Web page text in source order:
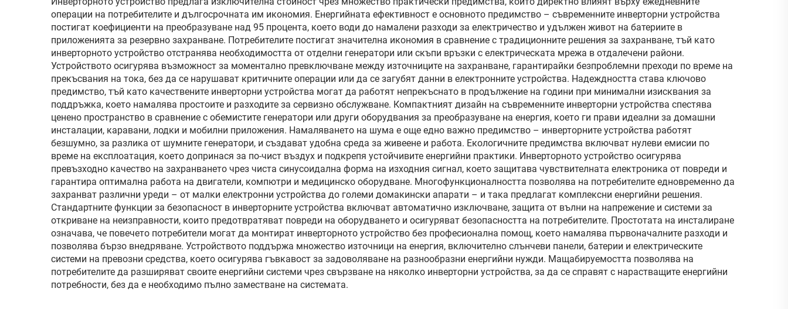
VDE/CE
операции на потребителите и дългосрочната им икономия. Енергийната ефективност е основното предимство – съвременните инверторни устройства
постигат коефициенти на преобразуване над 95 процента, което води до намалени разходи за електричество и удължен живот на батериите в
приложенията за резервно захранване. Потребителите постигат значителна икономия в сравнение с традиционните решения за захранване, тъй като
инверторното устройство отстранява необходимостта от отделни генератори или скъпи връзки с електрическата мрежа в отдалечени райони.
Устройството осигурява възможност за моментално превключване между източниците на захранване, гарантирайки безпроблемни преходи по време на
прекъсвания на тока, без да се нарушават критичните операции или да се загубят данни в електронните устройства. Надеждността става ключово
предимство, тъй като качествените инверторни устройства могат да работят непрекъснато в продължение на години при минимални изисквания за
поддръжка, което намалява простоите и разходите за сервизно обслужване. Компактният дизайн на съвременните инверторни устройства спестява
ценено пространство в сравнение с обемистите генератори или други оборудвания за преобразуване на енергия, което ги прави идеални за домашни
инсталации, каравани, лодки и мобилни приложения. Намаляването на шума е още едно важно предимство – инверторните устройства работят
безшумно, за разлика от шумните генератори, и създават удобна среда за живеене и работа. Екологичните предимства включват нулеви емисии по
време на експлоатация, което допринася за по-чист въздух и подкрепя устойчивите енергийни практики. Инверторното устройство осигурява
превъзходно качество на захранването чрез чиста синусоидална форма на изходния сигнал, което защитава чувствителната електроника от повреди и
гарантира оптимална работа на двигатели, компютри и медицинско оборудване. Многофункционалността позволява на потребителите едновременно да
захранват различни уреди – от малки електронни устройства до големи домакински апарати – и така предлагат комплексни енергийни решения.
Стандартните функции за безопасност в инверторните устройства включват автоматично изключване, защита от вълни на напрежение и системи за
откриване на неизправности, които предотвратяват повреди на оборудването и осигуряват безопасността на потребителите. Простотата на инсталиране
означава, че повечето потребители могат да монтират инверторното устройство без професионална помощ, което намалява първоначалните разходи и
позволява бързо внедряване. Устройството поддържа множество източници на енергия, включително слънчеви панели, батерии и електрическите
системи на превозни средства, което осигурява гъвкавост за задоволяване на разнообразни енергийни нужди. Мащабируемостта позволява на
потребителите да разширяват своите енергийни системи чрез свързване на няколко инверторни устройства, за да се справят с нарастващите енергийни
потребности, без да е необходимо пълно заместване на системата.